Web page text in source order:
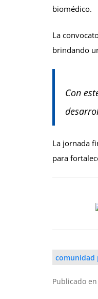
biomédico.
La
brindando
Con
La jornada
para
comunidad
Publicado en